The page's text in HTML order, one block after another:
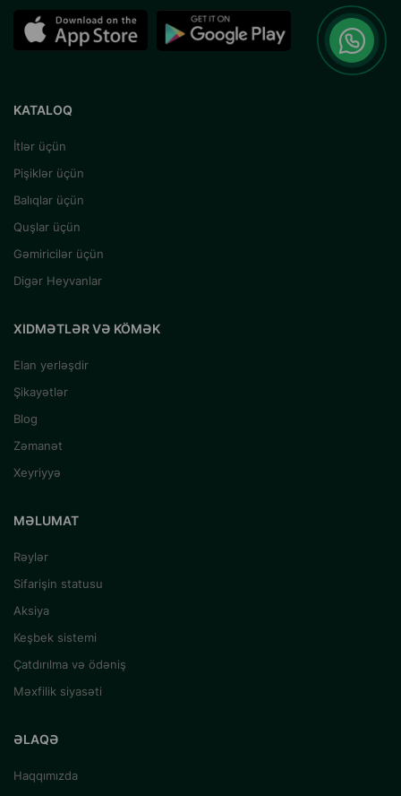
KATALOQ
İtlər üçün
Pişiklər üçün
Balıqlar üçün
Quşlar üçün
Gəmiricilər üçün
Digər Heyvanlar
XIDMƏTLƏR VƏ KÖMƏK
Elan yerləşdir
Şikayətlər
Blog
Zəmanət
Xeyriyyə
MƏLUMAT
Rəylər
Sifarişin statusu
Aksiya
Keşbek sistemi
Çatdırılma və ödəniş
Məxfilik siyasəti
ƏLAQƏ
Haqqımızda